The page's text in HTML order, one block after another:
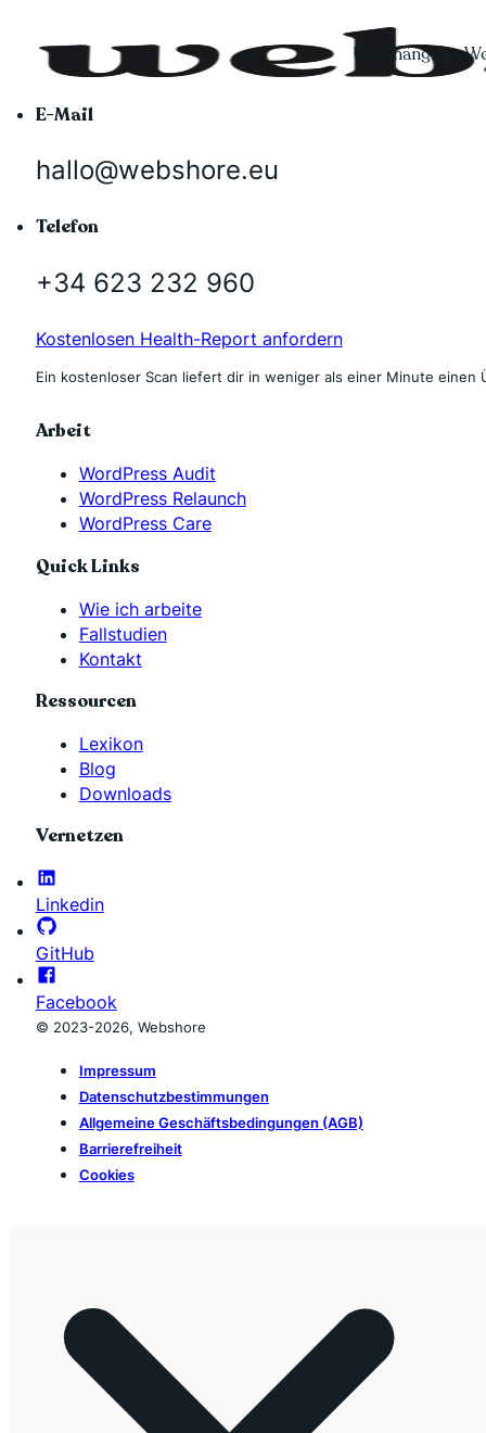
Unabhängiger
E-Mail
hallo@webshore.eu
Telefon
+34 623 232 960
Kostenlosen Health-Report anfordern
Ein kostenloser Scan liefert dir in weniger als einer Minute einen
Arbeit
WordPress Audit
WordPress Relaunch
WordPress Care
Quick Links
Wie ich arbeite
Fallstudien
Kontakt
Ressourcen
Lexikon
Blog
Downloads
Vernetzen
Linkedin
GitHub
Facebook
© 2023-2026, Webshore
Impressum
Datenschutzbestimmungen
Allgemeine Geschäftsbedingungen (AGB)
Barrierefreiheit
Cookies